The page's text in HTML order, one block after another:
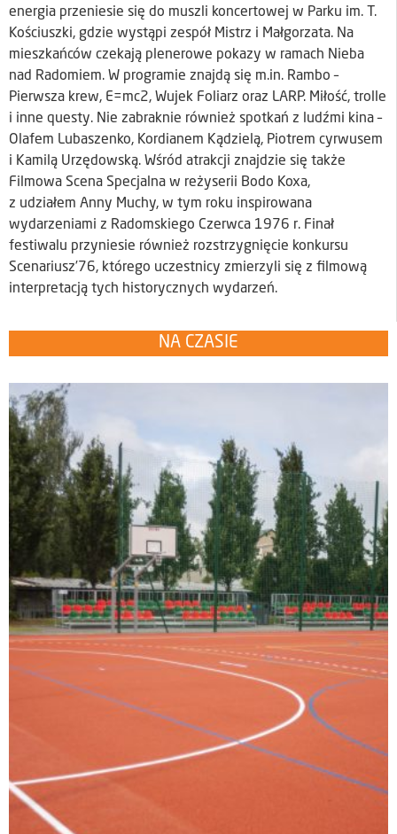
energia przeniesie się do muszli koncertowej w Parku im. T.
Kościuszki, gdzie wystąpi zespół Mistrz i Małgorzata. Na
mieszkańców czekają plenerowe pokazy w ramach Nieba
nad Radomiem. W programie znajdą się m.in. Rambo –
Pierwsza krew, E=mc2, Wujek Foliarz oraz LARP. Miłość, trolle
i inne questy. Nie zabraknie również spotkań z ludźmi kina –
Olafem Lubaszenko, Kordianem Kądzielą, Piotrem cyrwusem
i Kamilą Urzędowską. Wśród atrakcji znajdzie się także
Filmowa Scena Specjalna w reżyserii Bodo Koxa,
z udziałem Anny Muchy, w tym roku inspirowana
wydarzeniami z Radomskiego Czerwca 1976 r. Finał
festiwalu przyniesie również rozstrzygnięcie konkursu
Scenariusz’76, którego uczestnicy zmierzyli się z filmową
interpretacją tych historycznych wydarzeń.
NA CZASIE